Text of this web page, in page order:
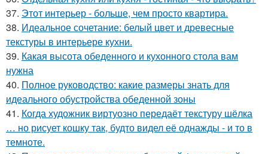
37. Этот интерьер - больше, чем просто квартира.
38. Идеальное сочетание: белый цвет и древесные
текстуры в интерьере кухни.
39. Какая высота обеденного и кухонного стола вам
нужна
40. Полное руководство: какие размеры знать для
идеального обустройства обеденной зоны
41. Когда художник виртуозно передаёт текстуру шёлка
… но рисует кошку так, будто видел её однажды - и то в
темноте.